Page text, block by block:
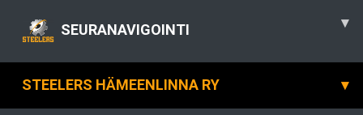
SEURANAVIGOINTI ▾
STEELERS HÄMEENLINNA RY ▾